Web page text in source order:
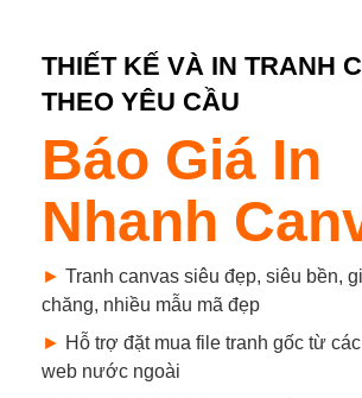
THIẾT KẾ VÀ IN TRANH
THEO YÊU CẦU
Báo Giá In
Nhanh
► Tranh canvas siêu đẹp, siêu bền,
chăng, nhiều mẫu mã đẹp
► Hỗ trợ đặt mua file tranh gốc từ
web nước ngoài